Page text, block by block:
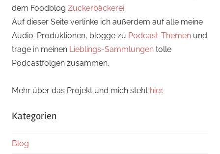
dem Foodblog Zuckerbäckerei.
Auf dieser Seite verlinke ich außerdem auf alle meine
Audio-Produktionen, blogge zu Podcast-Themen und
trage in meinen Lieblings-Sammlungen tolle
Podcastfolgen zusammen.
Mehr über das Projekt und mich steht hier.
Kategorien
Blog